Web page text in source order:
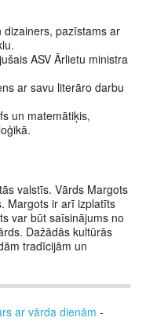
dizainers, pazīstams ar
ASV Ārlietu ministra
ar savu literāro darbu
un matemātiķis,
valstīs. Vārds Margots
Margots ir arī izplatīts
var būt saīsinājums no
Dažādās kultūrās
tradīcijām un
ar vārda dienām -